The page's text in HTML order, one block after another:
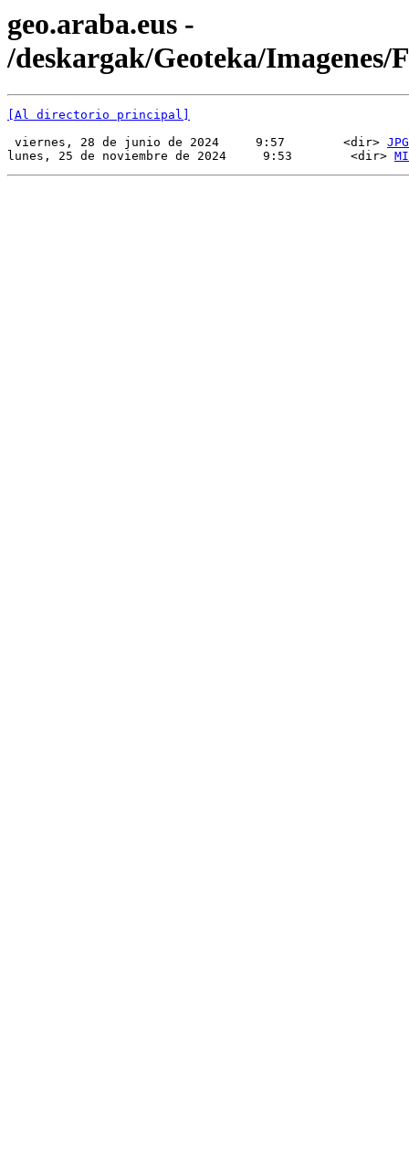
geo.araba.eus -
/deskargak/Geoteka/Imagenes/
[Al directorio principal]
viernes, 28 de junio de 2024     9:57        <dir> JPG
lunes, 25 de noviembre de 2024     9:53        <dir>